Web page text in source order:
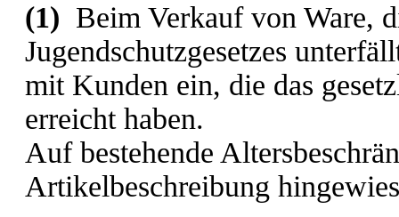
(1) Beim Verkauf von Ware,
Jugendschutzgesetzes
mit Kunden ein, die das
erreicht haben.
Auf bestehende
Artikelbeschreibung